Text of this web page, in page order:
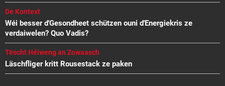
De Kontext
Wéi besser d'Gesondheet schützen ouni d'Energiekris ze
verdaiwelen? Quo Vadis?
Tëscht Héiweng an Zowaasch
Läschfliger kritt Rousestack ze paken